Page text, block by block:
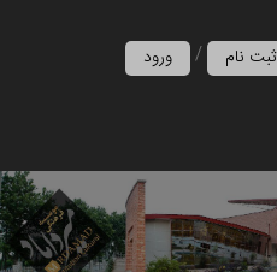
ورود / ثبت نام